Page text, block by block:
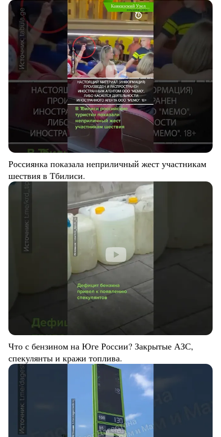
Россиянка показала неприличный жест участникам
шествия в Тбилиси.
Что с бензином на Юге России? Закрытые АЗС,
спекулянты и кражи топлива.